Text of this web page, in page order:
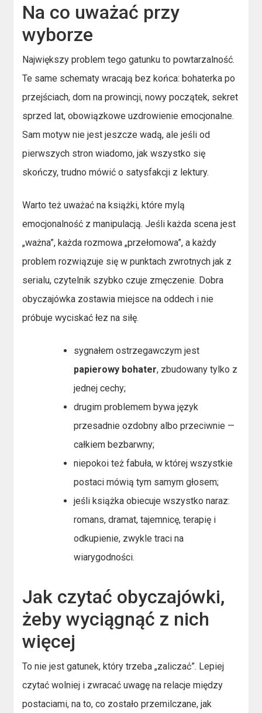
Na co uważać przy
wyborze
Największy problem tego gatunku to powtarzalność.
Te same schematy wracają bez końca: bohaterka po
przejściach, dom na prowincji, nowy początek, sekret
sprzed lat, obowiązkowe uzdrowienie emocjonalne.
Sam motyw nie jest jeszcze wadą, ale jeśli od
pierwszych stron wiadomo, jak wszystko się
skończy, trudno mówić o satysfakcji z lektury.
Warto też uważać na książki, które mylą
emocjonalność z manipulacją. Jeśli każda scena jest
„ważna”, każda rozmowa „przełomowa”, a każdy
problem rozwiązuje się w punktach zwrotnych jak z
serialu, czytelnik szybko czuje zmęczenie. Dobra
obyczajówka zostawia miejsce na oddech i nie
próbuje wyciskać łez na siłę.
sygnałem ostrzegawczym jest
papierowy bohater, zbudowany tylko z
jednej cechy;
drugim problemem bywa język
przesadnie ozdobny albo przeciwnie —
całkiem bezbarwny;
niepokoi też fabuła, w której wszystkie
postaci mówią tym samym głosem;
jeśli książka obiecuje wszystko naraz:
romans, dramat, tajemnicę, terapię i
odkupienie, zwykle traci na
wiarygodności.
Jak czytać obyczajówki,
żeby wyciągnąć z nich
więcej
To nie jest gatunek, który trzeba „zaliczać”. Lepiej
czytać wolniej i zwracać uwagę na relacje między
postaciami, na to, co zostało przemilczane, jak